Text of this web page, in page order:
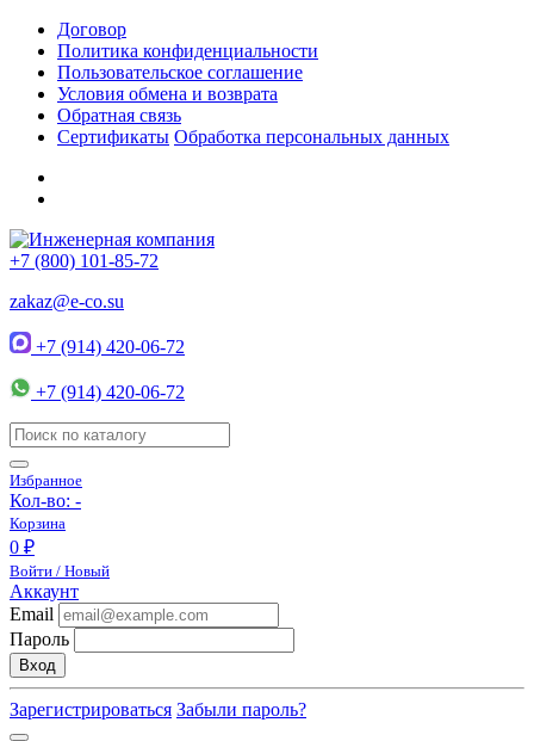
Договор
Политика конфиденциальности
Пользовательское соглашение
Условия обмена и возврата
Обратная связь
Сертификаты Обработка персональных данных
+7 (800) 101-85-72
zakaz@e-co.su
+7 (914) 420-06-72
+7 (914) 420-06-72
Избранное
Кол-во: -
Корзина
0 ₽
Войти / Новый
Аккаунт
Email
Пароль
Вход
Зарегистрироваться Забыли пароль?